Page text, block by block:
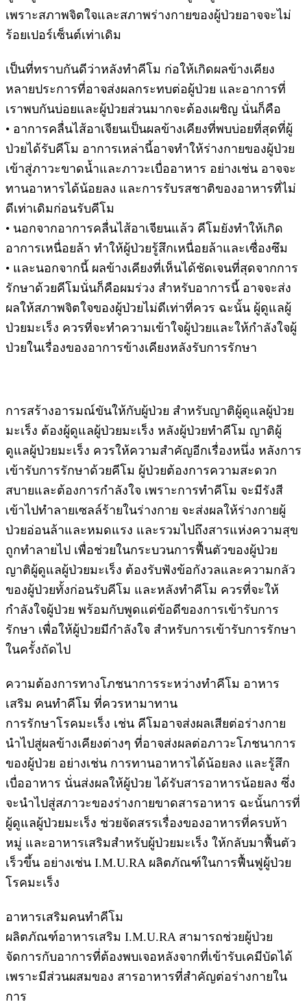
เพราะสภาพจิตใจและสภาพร่างกายของผู้ป่วยอาจจะไม่
ร้อยเปอร์เซ็นต์เท่าเดิม
เป็นที่ทราบกันดีว่าหลังทำคีโม ก่อให้เกิดผลข้างเคียง
หลายประการที่อาจส่งผลกระทบต่อผู้ป่วย และอาการที่
เราพบกันบ่อยและผู้ป่วยส่วนมากจะต้องเผชิญ นั่นก็คือ
• อาการคลื่นไส้อาเจียนเป็นผลข้างเคียงที่พบบ่อยที่สุดที่ผู้
ป่วยได้รับคีโม อาการเหล่านี้อาจทำให้ร่างกายของผู้ป่วย
เข้าสู่ภาวะขาดน้ำและภาวะเบื่ออาหาร อย่างเช่น อาจจะ
ทานอาหารได้น้อยลง และการรับรสชาติของอาหารที่ไม่
ดีเท่าเดิมก่อนรับคีโม
• นอกจากอาการคลื่นไส้อาเจียนแล้ว คีโมยังทำให้เกิด
อาการเหนื่อยล้า ทำให้ผู้ป่วยรู้สึกเหนื่อยล้าและเซื่องซึม
• และนอกจากนี้ ผลข้างเคียงที่เห็นได้ชัดเจนที่สุดจากการ
รักษาด้วยคีโมนั่นก็คือผมร่วง สำหรับอาการนี้ อาจจะส่ง
ผลให้สภาพจิตใจของผู้ป่วยไม่ดีเท่าที่ควร ฉะนั้น ผู้ดูแลผู้
ป่วยมะเร็ง ควรที่จะทำความเข้าใจผู้ป่วยและให้กำลังใจผู้
ป่วยในเรื่องของอาการข้างเคียงหลังรับการรักษา
การสร้างอารมณ์ขันให้กับผู้ป่วย สำหรับญาติผู้ดูแลผู้ป่วย
มะเร็ง ต้องผู้ดูแลผู้ป่วยมะเร็ง หลังผู้ป่วยทำคีโม ญาติผู้
ดูแลผู้ป่วยมะเร็ง ควรให้ความสำคัญอีกเรื่องหนึ่ง หลังการ
เข้ารับการรักษาด้วยคีโม ผู้ป่วยต้องการความสะดวก
สบายและต้องการกำลังใจ เพราะการทำคีโม จะมีรังสี
เข้าไปทำลายเซลล์ร้ายในร่างกาย จะส่งผลให้ร่างกายผู้
ป่วยอ่อนล้าและหมดแรง และรวมไปถึงสารแห่งความสุข
ถูกทำลายไป เพื่อช่วยในกระบวนการฟื้นตัวของผู้ป่วย
ญาติผู้ดูแลผู้ป่วยมะเร็ง ต้องรับฟังข้อกังวลและความกลัว
ของผู้ป่วยทั้งก่อนรับคีโม และหลังทำคีโม ควรที่จะให้
กำลังใจผู้ป่วย พร้อมกับพูดแต่ข้อดีของการเข้ารับการ
รักษา เพื่อให้ผู้ป่วยมีกำลังใจ สำหรับการเข้ารับการรักษา
ในครั้งถัดไป
ความต้องการทางโภชนาการระหว่างทำคีโม อาหาร
เสริม คนทำคีโม ที่ควรหามาทาน
การรักษาโรคมะเร็ง เช่น คีโมอาจส่งผลเสียต่อร่างกาย
นำไปสู่ผลข้างเคียงต่างๆ ที่อาจส่งผลต่อภาวะโภชนาการ
ของผู้ป่วย อย่างเช่น การทานอาหารได้น้อยลง และรู้สึก
เบื่ออาหาร นั่นส่งผลให้ผู้ป่วย ได้รับสารอาหารน้อยลง ซึ่ง
จะนำไปสู่สภาวะของร่างกายขาดสารอาหาร ฉะนั้นการที่
ผู้ดูแลผู้ป่วยมะเร็ง ช่วยจัดสรรเรื่องของอาหารที่ครบห้า
หมู่ และอาหารเสริมสำหรับผู้ป่วยมะเร็ง ให้กลับมาฟื้นตัว
เร็วขึ้น อย่างเช่น I.M.U.RA ผลิตภัณฑ์ในการฟื้นฟูผู้ป่วย
โรคมะเร็ง
อาหารเสริมคนทำคีโม
ผลิตภัณฑ์อาหารเสริม I.M.U.RA สามารถช่วยผู้ป่วย
จัดการกับอาการที่ต้องพบเจอหลังจากที่เข้ารับเคมีบัดได้
เพราะมีส่วนผสมของ สารอาหารที่สำคัญต่อร่างกายใน
การ